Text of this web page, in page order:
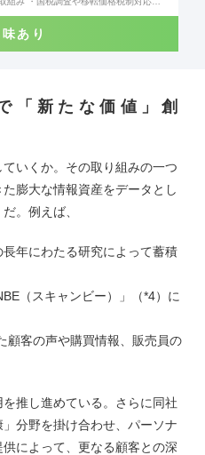
あり
「新たな価値」創
いくか。その取り組みの一つ
膨大な情報資産をデータとし
。例えば、
年にわたる研究によって蓄積
（スキャンビー）」（*4）に
顧客の声や購買情報、販売員の
推し進めている。さらに同社
分野を掛け合わせ、パーソナ
によって、更なる顧客との深